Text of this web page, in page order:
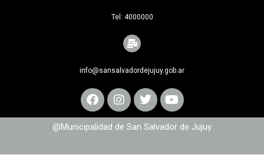
Tel: 4000000
info@sansalvadordejujuy.gob.ar
@Municipalidad de San Salvador de Jujuy